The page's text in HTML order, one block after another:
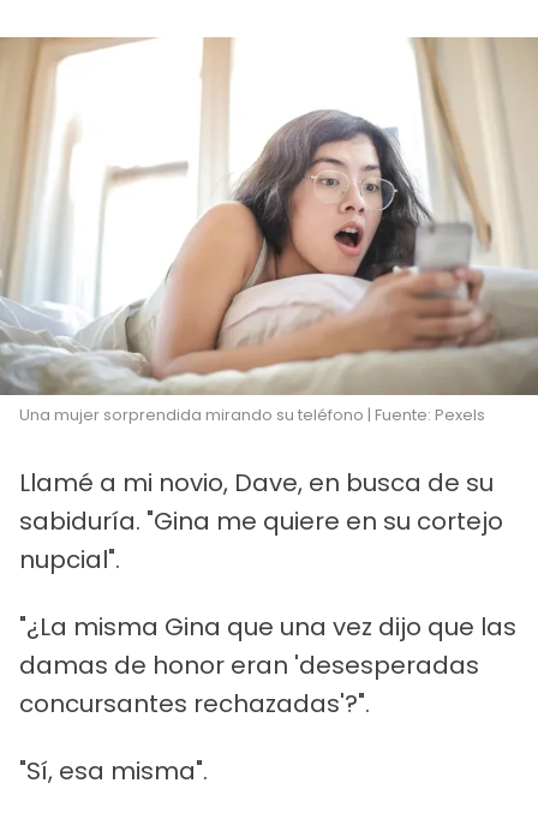
Una mujer sorprendida mirando su teléfono | Fuente: Pexels
Llamé a mi novio, Dave, en busca de su
sabiduría. "Gina me quiere en su cortejo
nupcial".
"¿La misma Gina que una vez dijo que las
damas de honor eran 'desesperadas
concursantes rechazadas'?".
"Sí, esa misma".